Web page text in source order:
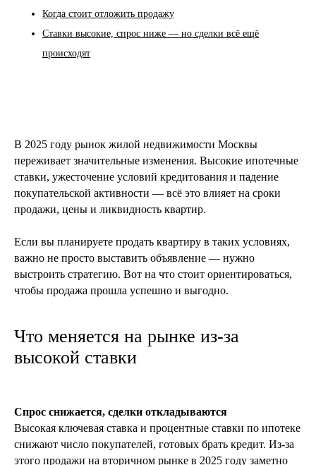
Когда стоит отложить продажу
Ставки высокие, спрос ниже — но сделки всё ещё
происходят
В 2025 году рынок жилой недвижимости Москвы
переживает значительные изменения. Высокие ипотечные
ставки, ужесточение условий кредитования и падение
покупательской активности — всё это влияет на сроки
продажи, цены и ликвидность квартир.
Если вы планируете продать квартиру в таких условиях,
важно не просто выставить объявление — нужно
выстроить стратегию. Вот на что стоит ориентироваться,
чтобы продажа прошла успешно и выгодно.
Что меняется на рынке из-за
высокой ставки
Спрос снижается, сделки откладываются
Высокая ключевая ставка и процентные ставки по ипотеке
снижают число покупателей, готовых брать кредит. Из-за
этого продажи на вторичном рынке в 2025 году заметно